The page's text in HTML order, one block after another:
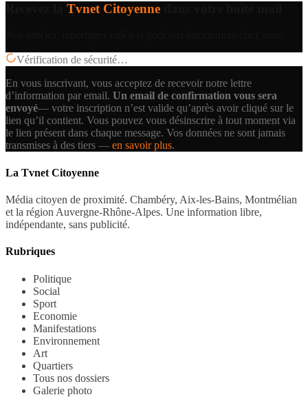
Tvnet Citoyenne
Vérification de sécurité…
En vous inscrivant, vous acceptez de recevoir notre lettre
d’information par email. Un email de confirmation vous sera
envoyé— votre inscription n’est valide qu’après avoir cliqué sur le
lien qu’il contient. Vous pouvez vous désinscrire à tout moment via
le lien présent dans chaque message. Vos données ne sont jamais
transmises à des tiers — en savoir plus.
La Tvnet Citoyenne
Média citoyen de proximité. Chambéry, Aix-les-Bains, Montmélian
et la région Auvergne-Rhône-Alpes. Une information libre,
indépendante, sans publicité.
Rubriques
Politique
Social
Sport
Economie
Manifestations
Environnement
Art
Quartiers
Tous nos dossiers
Galerie photo